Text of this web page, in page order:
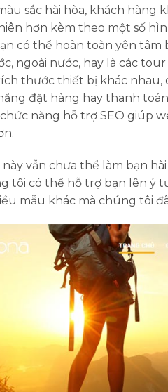
sắc hài hòa, khách hàng
hơn kèm theo một số
có thể hoàn toàn yên
ngoài nước, hay là các
thước thiết bị khác
đặt hàng hay thanh
năng hỗ trợ SEO giúp
vẫn chưa thể làm bạn
tôi có thể hỗ trợ bạn lên ý
mẫu khác mà chúng tôi